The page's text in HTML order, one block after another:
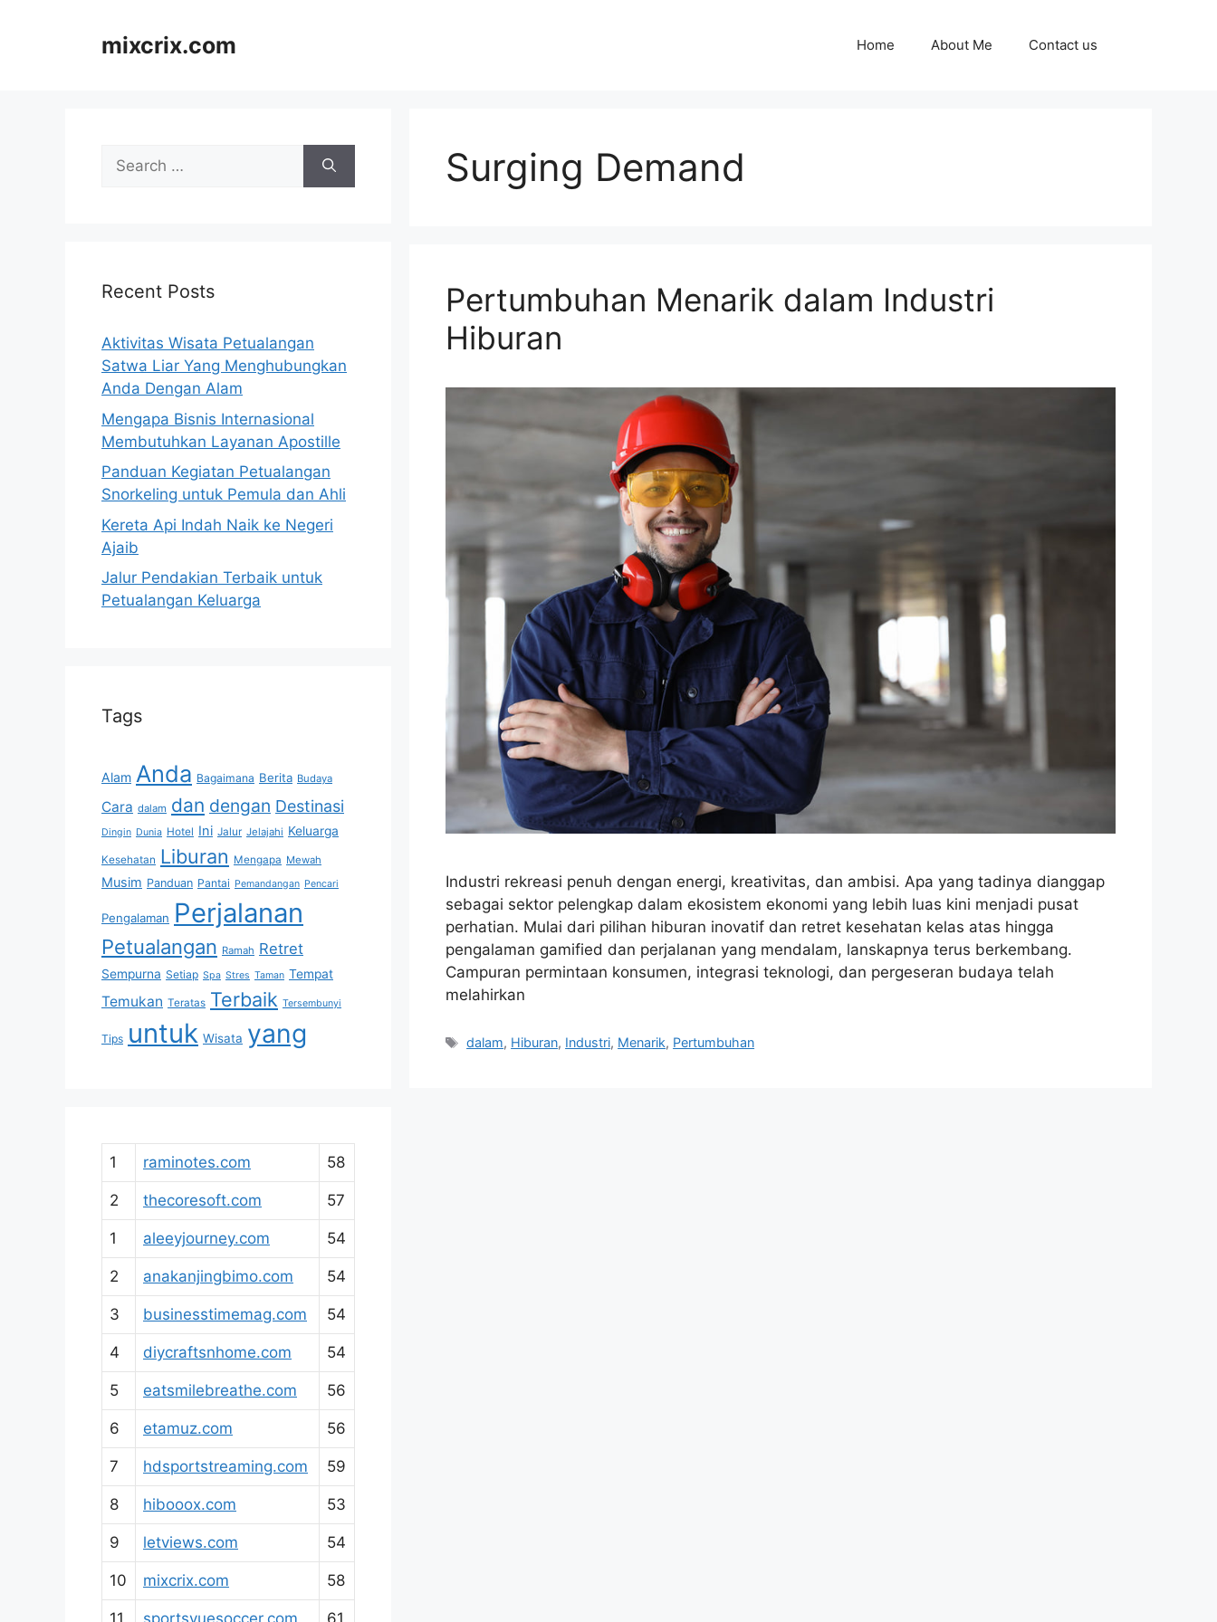
mixcrix.com Home About Me Contact us
Surging Demand
Pertumbuhan Menarik dalam Industri
Hiburan
Industri rekreasi penuh dengan energi, kreativitas, dan ambisi. Apa yang tadinya dianggap
sebagai sektor pelengkap dalam ekosistem ekonomi yang lebih luas kini menjadi pusat
perhatian. Mulai dari pilihan hiburan inovatif dan retret kesehatan kelas atas hingga
pengalaman gamified dan perjalanan yang mendalam, lanskapnya terus berkembang.
Campuran permintaan konsumen, integrasi teknologi, dan pergeseran budaya telah
melahirkan
Tags
dalam, Hiburan, Industri, Menarik, Pertumbuhan
Search
for:
Recent Posts
Aktivitas Wisata Petualangan
Satwa Liar Yang Menghubungkan
Anda Dengan Alam
Mengapa Bisnis Internasional
Membutuhkan Layanan Apostille
Panduan Kegiatan Petualangan
Snorkeling untuk Pemula dan Ahli
Kereta Api Indah Naik ke Negeri
Ajaib
Jalur Pendakian Terbaik untuk
Petualangan Keluarga
Tags
Alam Anda Bagaimana Berita Budaya
Cara dalam dan dengan Destinasi
Dingin Dunia Hotel Ini Jalur Jelajahi Keluarga
Kesehatan Liburan Mengapa Mewah
Musim Panduan Pantai Pemandangan Pencari
Pengalaman Perjalanan
Petualangan Ramah Retret
Sempurna Setiap Spa Stres Taman Tempat
Temukan Teratas Terbaik Tersembunyi
Tips untuk Wisata yang
1 raminotes.com 58
2 thecoresoft.com 57
1 aleeyjourney.com 54
2 anakanjingbimo.com 54
3 businesstimemag.com 54
4 diycraftsnhome.com 54
5 eatsmilebreathe.com 56
6 etamuz.com 56
7 hdsportstreaming.com 59
8 hibooox.com 53
9 letviews.com 54
10 mixcrix.com 58
11 sportsvuesoccer.com 61